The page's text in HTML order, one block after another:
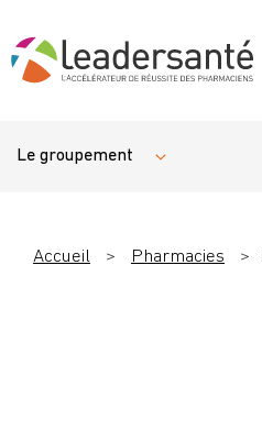
Le groupement
Accueil > Pharmacies >